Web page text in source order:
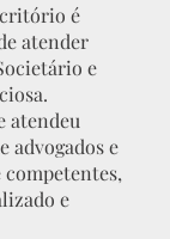
é
atender
e
atendeu
advogados e
e